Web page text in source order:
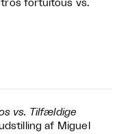
fortuitous vs.
vs. Tilfældige
af Miguel